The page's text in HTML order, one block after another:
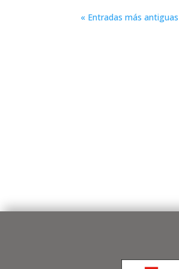
« Entradas más antiguas